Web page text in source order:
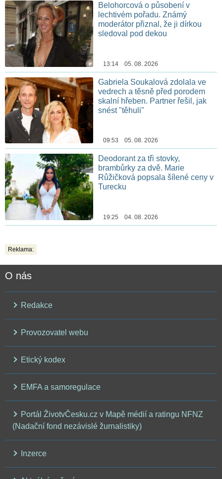
Belohorcová o působení v
lechtivém pořadu. Známý
moderátor přiznal, že ji dírkou
sledoval pod dekou
13:14 05. 08. 2026
Gabriela Soukalová zdolala ve
vedrech a těsně před porodem
skalní hřeben. Partner řešil, jak
snést "těhuli"
09:53 05. 08. 2026
Deodorant za tři stovky,
brambůrky za dvě. Marie
Růžičková popsala šílené ceny v
Turecku
19:25 04. 08. 2026
Reklama:
O nás
Redakce
Provozovatel webu
Etický kodex
EMFA a samoregulace
Portál ŽivotvČesku.cz v Mapě médií a ratingu NFNZ
(Nadační fond nezávislé žurnalistiky)
Inzerce